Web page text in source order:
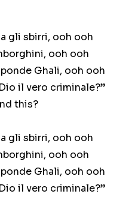
gli sbirri, ooh ooh
ooh ooh
Ghali, ooh ooh
il vero criminale?”
this?
gli sbirri, ooh ooh
ooh ooh
Ghali, ooh ooh
il vero criminale?”